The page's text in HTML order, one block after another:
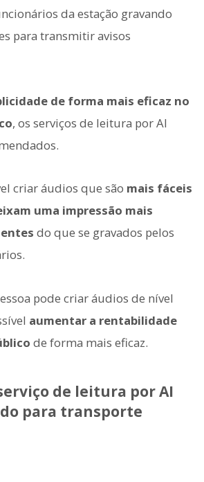
da estação gravando
para transmitir avisos
de forma mais eficaz no
, os serviços de leitura por AI
criar áudios que são mais fáceis
uma impressão mais
do que se gravados pelos
pode criar áudios de nível
aumentar a rentabilidade
de forma mais eficaz.
de leitura por AI
para transporte